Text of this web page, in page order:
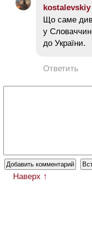
kostalevskiy
Що саме
у
до України.
Ответить
Наверх ↑